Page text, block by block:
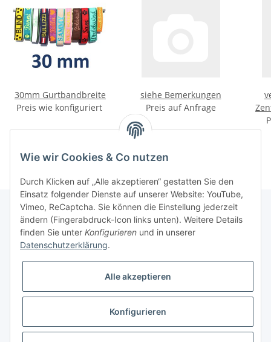
30mm Gurtbandbreite
Preis wie konfiguriert
siehe Bemerkungen
Preis auf Anfrage
Informationen
Galerie
* Keine Ausweisung der Mehrwertsteuer gemäß Klein-Unternehmer-Regelung.,
Wie wir Cookies & Co nutzen
Durch Klicken auf „Alle akzeptieren“ gestatten Sie den
Einsatz folgender Dienste auf unserer Website: YouTube,
Vimeo, ReCaptcha. Sie können die Einstellung jederzeit
ändern (Fingerabdruck-Icon links unten). Weitere Details
finden Sie unter Konfigurieren und in unserer
Datenschutzerklärung.
Alle akzeptieren
Konfigurieren